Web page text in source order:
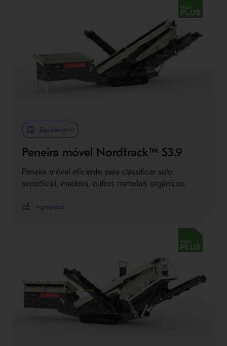
Metso PlusEquipamento
Peneira móvel Nordtrack™ S3.9
Peneira móvel eficiente para classificar solo
superficial, madeira, outros materiais orgânicos.
Agregados